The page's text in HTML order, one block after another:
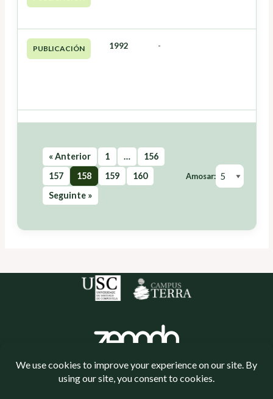
PUBLICACIÓN 1992 -
« Anterior 1 …
156
157
158 159
160
Seguinte »
Amosar: